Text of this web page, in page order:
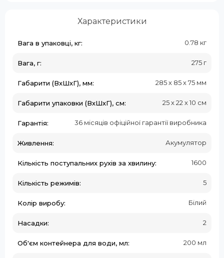
Характеристики
Вага в упаковці, кг: 0.78 кг
Вага, г: 275 г
Габарити (ВхШхГ), мм: 285 х 85 х 75 мм
Габарити упаковки (ВхШхГ), см: 25 х 22 х 10 см
Гарантія: 36 місяців офіційної гарантії виробника
Живлення: Акумулятор
Кількість поступальних рухів за хвилину: 1600
Кількість режимів: 5
Колір виробу: Білий
Насадки: 2
Об'єм контейнера для води, мл: 200 мл